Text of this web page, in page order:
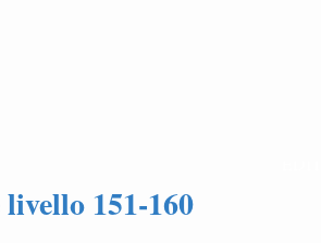
151-160